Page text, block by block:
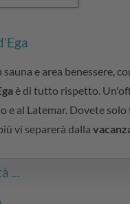
sauna e area benessere,
è di tutto rispetto.
e al Latemar. Dovete
vi separerà dalla
...